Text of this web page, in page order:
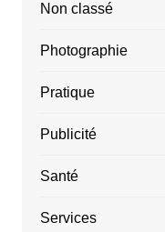
Non classé
Photographie
Pratique
Publicité
Santé
Services